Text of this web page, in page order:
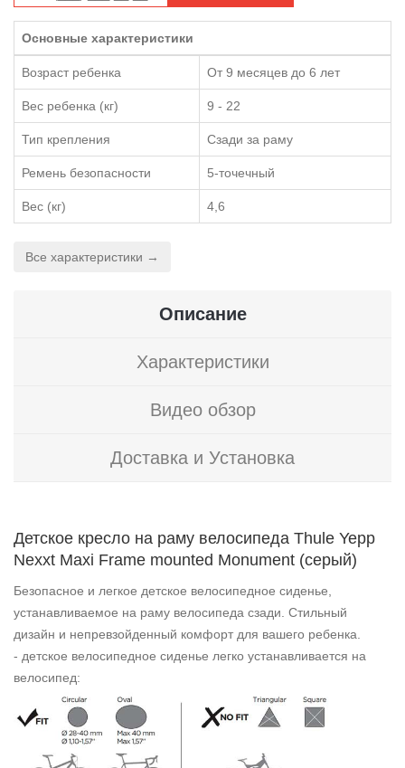
Основные характеристики
Возраст ребенка От 9 месяцев до 6 лет
Вес ребенка (кг) 9 - 22
Тип крепления Сзади за раму
Ремень безопасности 5-точечный
Вес (кг) 4,6
Все характеристики →
Описание
Характеристики
Видео обзор
Доставка и Установка
Детское кресло на раму велосипеда Thule Yepp
Nexxt Maxi Frame mounted Monument (серый)
Безопасное и легкое детское велосипедное сиденье,
устанавливаемое на раму велосипеда сзади. Стильный
дизайн и непревзойденный комфорт для вашего ребенка.
- детское велосипедное сиденье легко устанавливается на
велосипед: